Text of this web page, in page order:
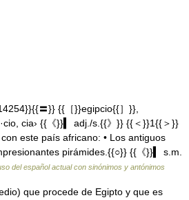
〓}} {{［}}egipcio{{］}},
cia› {{《}}▍ adj./s.{{》}} {{＜}}1{{＞}}
este país africano: • Los antiguos
pirámides.{{○}} {{《}}▍ s.m.
del español actual con sinónimos y antónimos
que procede de Egipto y que es